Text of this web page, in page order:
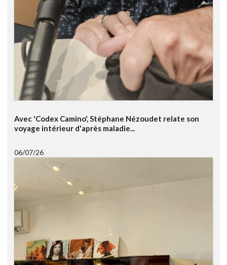
Avec 'Codex Camino', Stéphane Nézoudet relate son
voyage intérieur d'après maladie...
06/07/26